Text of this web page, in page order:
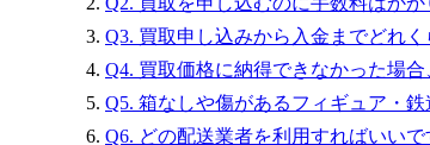
Q3. 買取申し込みから入金までどれ
Q4. 買取価格に納得できなかった場
Q5. 箱なしや傷があるフィギュア・
Q6. どの配送業者を利用すればいいで